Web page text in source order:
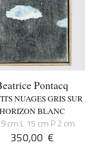
Pontacq
NUAGES GRIS SUR
HORIZON BLANC
cm L 15 cm P 2 cm
350,00 €